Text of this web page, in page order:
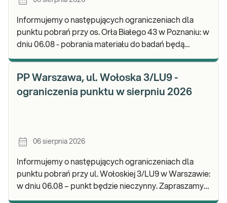
Informujemy o następujących ograniczeniach dla
punktu pobrań przy os. Orła Białego 43 w Poznaniu: w
dniu 06.08 - pobrania materiału do badań będą
PP Warszawa, ul. Wołoska 3/LU9 -
ograniczenia punktu w sierpniu 2026
06 sierpnia 2026
Informujemy o następujących ograniczeniach dla
punktu pobrań przy ul. Wołoskiej 3/LU9 w Warszawie:
w dniu 06.08 – punkt będzie nieczynny. Zapraszamy